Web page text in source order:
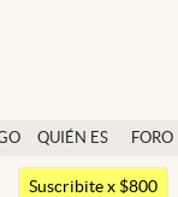
QUIÉN ES
QUIÉN
FORO
Argentina
Suscribite x $800